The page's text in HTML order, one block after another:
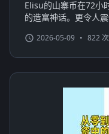
Elisu的山寨币在72小
的造富神话。更令人
2026-05-09 • 822